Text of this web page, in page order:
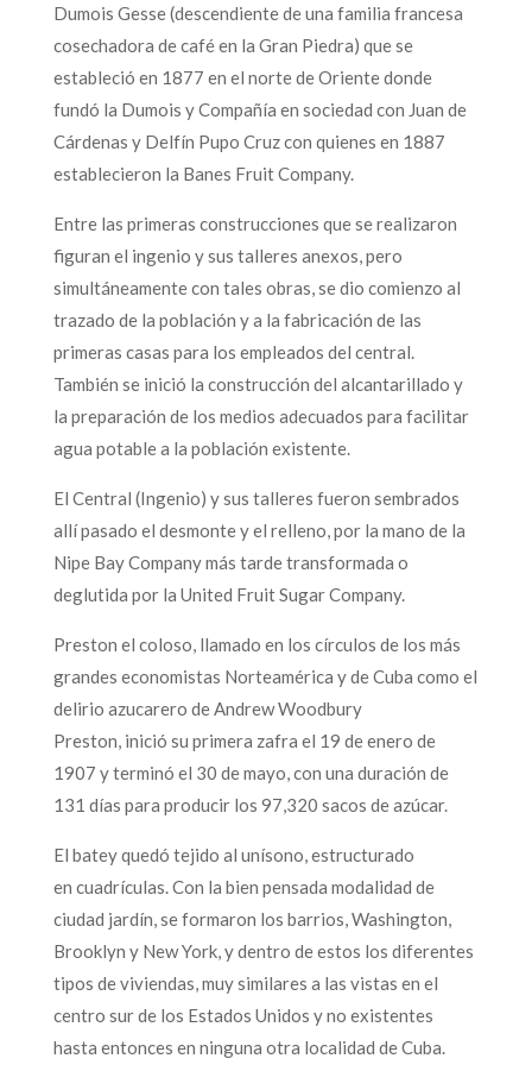
Dumois Gesse (descendiente de una familia francesa
cosechadora de café en la Gran Piedra) que se
estableció en 1877 en el norte de Oriente donde
fundó la Dumois y Compañía en sociedad con Juan de
Cárdenas y Delfín Pupo Cruz con quienes en 1887
establecieron la Banes Fruit Company.
Entre las primeras construcciones que se realizaron
figuran el ingenio y sus talleres anexos, pero
simultáneamente con tales obras, se dio comienzo al
trazado de la población y a la fabricación de las
primeras casas para los empleados del central.
También se inició la construcción del alcantarillado y
la preparación de los medios adecuados para facilitar
agua potable a la población existente.
El Central (Ingenio) y sus talleres fueron sembrados
allí pasado el desmonte y el relleno, por la mano de la
Nipe Bay Company más tarde transformada o
deglutida por la United Fruit Sugar Company.
Preston el coloso, llamado en los círculos de los más
grandes economistas Norteamérica y de Cuba como el
delirio azucarero de Andrew Woodbury
Preston, inició su primera zafra el 19 de enero de
1907 y terminó el 30 de mayo, con una duración de
131 días para producir los 97,320 sacos de azúcar.
El batey quedó tejido al unísono, estructurado
en cuadrículas. Con la bien pensada modalidad de
ciudad jardín, se formaron los barrios, Washington,
Brooklyn y New York, y dentro de estos los diferentes
tipos de viviendas, muy similares a las vistas en el
centro sur de los Estados Unidos y no existentes
hasta entonces en ninguna otra localidad de Cuba.